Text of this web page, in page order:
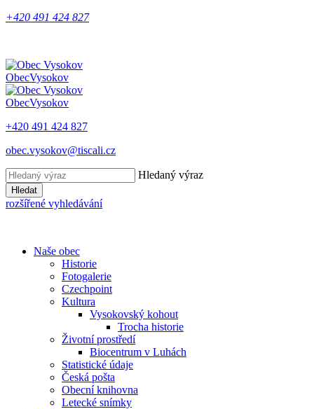
+420 491 424 827
ObecVysokov
ObecVysokov
+420 491 424 827
obec.vysokov@tiscali.cz
Hledaný výraz
Hledat
rozšířené vyhledávání
Naše obec
Historie
Fotogalerie
Czechpoint
Kultura
Vysokovský kohout
Trocha historie
Životní prostředí
Biocentrum v Luhách
Statistické údaje
Česká pošta
Obecní knihovna
Letecké snímky